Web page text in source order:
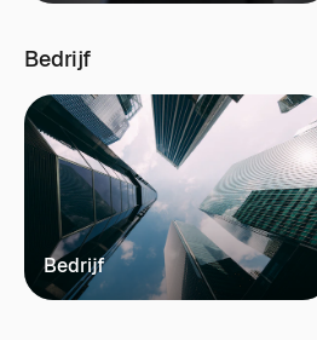
Bedrijf
Bedrijf